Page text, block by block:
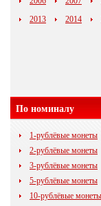
2013
2014
По номиналу
1-рублёвые монеты
2-рублёвые монеты
3-рублёвые монеты
5-рублёвые монеты
10-рублёвые монеты